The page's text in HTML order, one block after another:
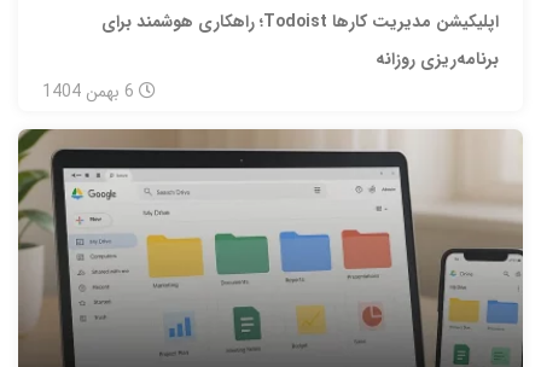
اپلیکیشن مدیریت کارها Todoist؛ راهکاری هوشمند برای
برنامه‌ریزی روزانه
6 بهمن 1404